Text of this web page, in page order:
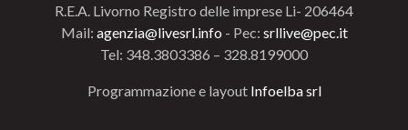
R.E.A. Livorno Registro delle imprese Li- 206464
Mail: agenzia@livesrl.info - Pec: srllive@pec.it
Tel: 348.3803386 – 328.8199000
Programmazione e layout Infoelba srl